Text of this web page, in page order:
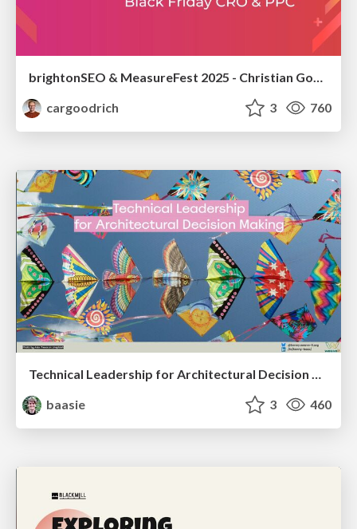
cargoodrich
3 760
Technical Leadership for Architectural Decision Making
baasie
3 460